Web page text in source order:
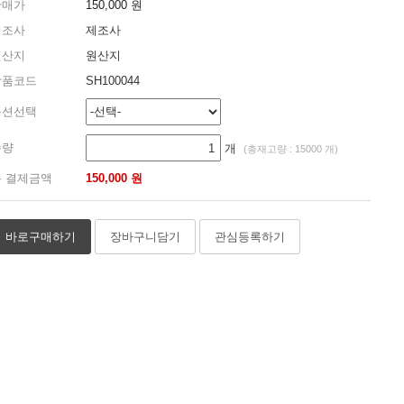
가
150,000 원
사
제조사
지
원산지
코드
SH100044
선택
개 (총재고량 : 15000 개)
결제금액 150,000 원
바로구매하기 장바구니담기 관심등록하기